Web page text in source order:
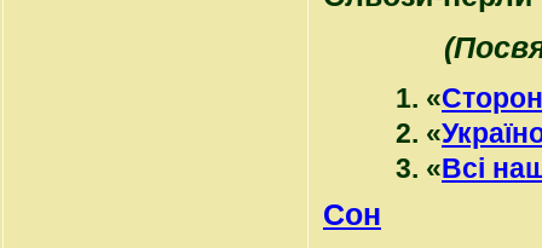
1. «
2. «
3. «Всі
Сон